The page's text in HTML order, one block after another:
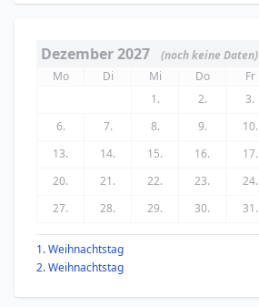
Dezember 2027
(noch keine Daten)
Mo
Di Mi Do Fr
1.
2. 3.
6.
7. 8. 9. 10.
13.
14. 15. 16. 17.
20.
21. 22. 23. 24.
27.
28. 29. 30. 31.
1. Weihnachtstag
2. Weihnachtstag